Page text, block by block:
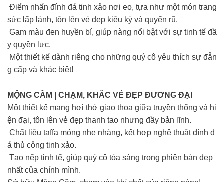
Điểm nhấn đính đá tinh xảo nơi eo, tựa như một món trang
sức lấp lánh, tôn lên vẻ đẹp kiêu kỳ và quyến rũ.
Gam màu đen huyền bí, giúp nàng nổi bật với sự tinh tế đầ
y quyền lực.
Một thiết kế dành riêng cho những quý cô yêu thích sự đẳn
g cấp và khác biệt!
MỘNG CẦM | CHẠM, KHẮC VẺ ĐẸP ĐƯƠNG ĐẠI
Một thiết kế mang hơi thở giao thoa giữa truyền thống và hi
ện đại, tôn lên vẻ đẹp thanh tao nhưng đầy bản lĩnh.
Chất liệu taffa mỏng nhẹ nhàng, kết hợp nghệ thuật đính đ
á thủ công tinh xảo.
Tạo nếp tinh tế, giúp quý cô tỏa sáng trong phiên bản đẹp
nhất của chính mình.